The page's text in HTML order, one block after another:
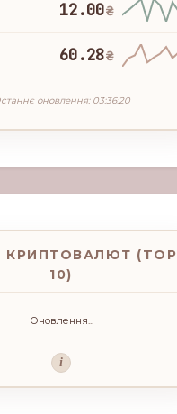
12.00₴
60.28₴
оновлення: 03:36:20
КРИПТОВАЛЮТ (TOP
10)
Оновлення...
i